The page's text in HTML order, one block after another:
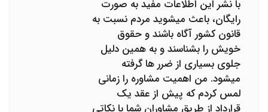
با نشر این اطلاعات مفید به صورت
رایگان، باعث میشوید مردم نسبت به
قانون کشور آگاه باشند و حقوق
خویش را بشناسند و به همین دلیل
جلوی بسیاری از ضرر ها گرفته
میشود. من اهمیت مشاوره را زمانی
لمس کردم که پیش از عقد یک
قرارداد از طریق مشاوران شما با نکاتی